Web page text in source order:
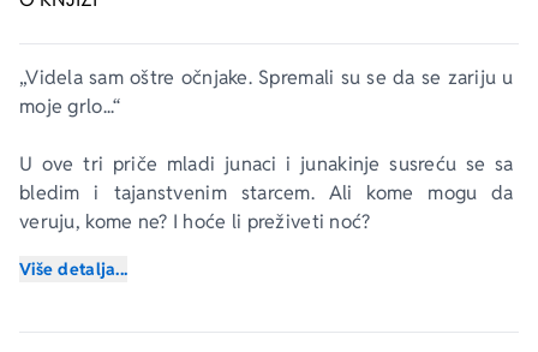
„Videla sam oštre očnjake. Spremali su se da se zariju u
moje grlo...“
U ove tri priče mladi junaci i junakinje susreću se sa
bledim i tajanstvenim starcem. Ali kome mogu da
veruju, kome ne? I hoće li preživeti noć?
Korak po korak je serijal namenjen deci koja tek
koja su uspešno savladala slova i veštinu čitanja. Priče iz
Više detalja...